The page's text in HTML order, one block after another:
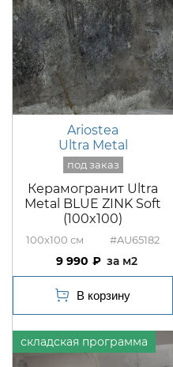
Ariostea
Ultra Metal
Керамогранит Ultra
Metal BLUE ZINK Soft
(100x100)
100x100 #AU65182
9 990 м2